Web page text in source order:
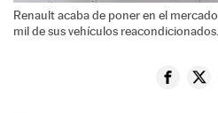
Renault acaba de poner en el
mil de sus vehículos reacondicionados.